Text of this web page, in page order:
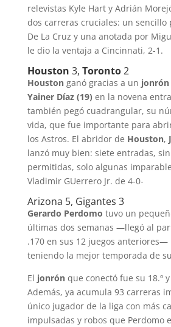
relevistas Kyle Hart y Adrián
dos carreras cruciales: un sencillo
De La Cruz y una anotada por
le dio la ventaja a Cincinnati, 2-1.
Houston 3, Toronto2
Houstonganó gracias a un jonrón
Yainer Díaz (19) en la novena
también pegó cuadrangular, su
vida, que fue importante para
los Astros. El abridor de Houston,
lanzó muy bien: siete entradas,
permitidas, solo algunas
Vladimir GUerrero Jr. de 4-0-
Arizona 5, Gigantes 3
Gerardo Perdomo tuvo un
últimas dos semanas —llegó al
.170 en sus 12 juegos anteriores—
teniendo la mejor temporada de
El jonrónque conectó fue su 18.º
Además, ya acumula 93 carreras
único jugador de la liga con más
impulsadas y robos que Perdomo